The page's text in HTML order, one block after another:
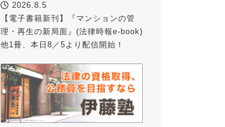
2026.8.5
【電子書籍新刊】『マンションの管
理・再生の新局面』(法律時報e-book)
他1冊、本日8／5より配信開始！